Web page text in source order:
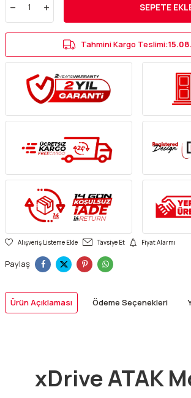
SEPETE
Tahmini Kargo Teslimi:
Alışveriş Listeme Ekle Tavsiye Et Fiyat Alarmı
Paylaş
Ürün Açıklaması Ödeme Seçenekleri
xDrive ATAK